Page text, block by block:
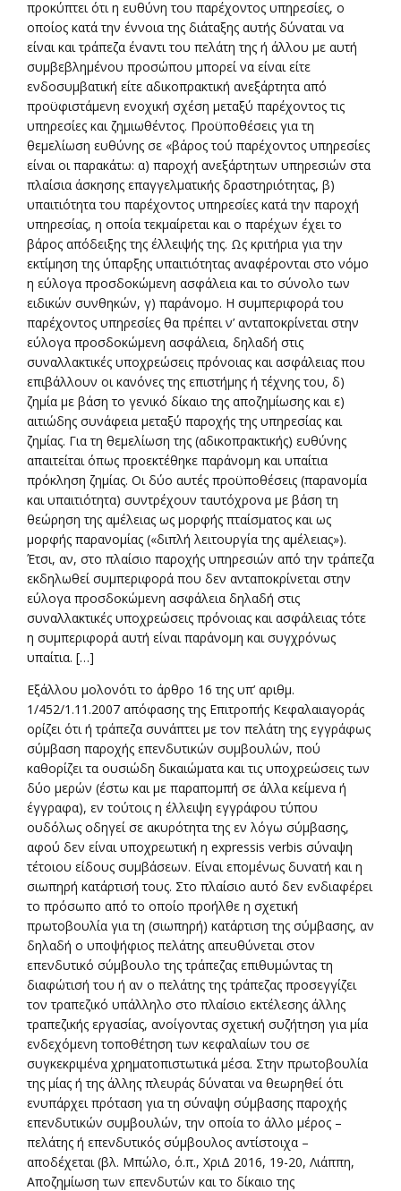
προκύπτει ότι η ευθύνη του παρέχοντος υπηρεσίες, ο
οποίος κατά την έννοια της διάταξης αυτής δύναται να
είναι και τράπεζα έναντι του πελάτη της ή άλλου με αυτή
συμβεβλημένου προσώπου μπορεί να είναι είτε
ενδοσυμβατική είτε αδικοπρακτική ανεξάρτητα από
προϋφιστάμενη ενοχική σχέση μεταξύ παρέχοντος τις
υπηρεσίες και ζημιωθέντος. Προϋποθέσεις για τη
θεμελίωση ευθύνης σε «βάρος τού παρέχοντος υπηρεσίες
είναι οι παρακάτω: α) παροχή ανεξάρτητων υπηρεσιών στα
πλαίσια άσκησης επαγγελματικής δραστηριότητας, β)
υπαιτιότητα του παρέχοντος υπηρεσίες κατά την παροχή
υπηρεσίας, η οποία τεκμαίρεται και ο παρέχων έχει το
βάρος απόδειξης της έλλειψής της. Ως κριτήρια για την
εκτίμηση της ύπαρξης υπαιτιότητας αναφέρονται στο νόμο
η εύλογα προσδοκώμενη ασφάλεια και το σύνολο των
ειδικών συνθηκών, γ) παράνομο. Η συμπεριφορά του
παρέχοντος υπηρεσίες θα πρέπει ν’ ανταποκρίνεται στην
εύλογα προσδοκώμενη ασφάλεια, δηλαδή στις
συναλλακτικές υποχρεώσεις πρόνοιας και ασφάλειας που
επιβάλλουν οι κανόνες της επιστήμης ή τέχνης του, δ)
ζημία με βάση το γενικό δίκαιο της αποζημίωσης και ε)
αιτιώδης συνάφεια μεταξύ παροχής της υπηρεσίας και
ζημίας. Για τη θεμελίωση της (αδικοπρακτικής) ευθύνης
απαιτείται όπως προεκτέθηκε παράνομη και υπαίτια
πρόκληση ζημίας. Οι δύο αυτές προϋποθέσεις (παρανομία
και υπαιτιότητα) συντρέχουν ταυτόχρονα με βάση τη
θεώρηση της αμέλειας ως μορφής πταίσματος και ως
μορφής παρανομίας («διπλή λειτουργία της αμέλειας»).
Έτσι, αν, στο πλαίσιο παροχής υπηρεσιών από την τράπεζα
εκδηλωθεί συμπεριφορά που δεν ανταποκρίνεται στην
εύλογα προσδοκώμενη ασφάλεια δηλαδή στις
συναλλακτικές υποχρεώσεις πρόνοιας και ασφάλειας τότε
η συμπεριφορά αυτή είναι παράνομη και συγχρόνως
υπαίτια. […]
Εξάλλου μολονότι το άρθρο 16 της υπ’ αριθμ.
1/452/1.11.2007 απόφασης της Επιτροπής Κεφαλαιαγοράς
ορίζει ότι ή τράπεζα συνάπτει με τον πελάτη της εγγράφως
σύμβαση παροχής επενδυτικών συμβουλών, πού
καθορίζει τα ουσιώδη δικαιώματα και τις υποχρεώσεις των
δύο μερών (έστω και με παραπομπή σε άλλα κείμενα ή
έγγραφα), εν τούτοις η έλλειψη εγγράφου τύπου
ουδόλως οδηγεί σε ακυρότητα της εν λόγω σύμβασης,
αφού δεν είναι υποχρεωτική η expressis verbis σύναψη
τέτοιου είδους συμβάσεων. Είναι επομένως δυνατή και η
σιωπηρή κατάρτισή τους. Στο πλαίσιο αυτό δεν ενδιαφέρει
το πρόσωπο από το οποίο προήλθε η σχετική
πρωτοβουλία για τη (σιωπηρή) κατάρτιση της σύμβασης, αν
δηλαδή ο υποψήφιος πελάτης απευθύνεται στον
επενδυτικό σύμβουλο της τράπεζας επιθυμώντας τη
διαφώτισή του ή αν ο πελάτης της τράπεζας προσεγγίζει
τον τραπεζικό υπάλληλο στο πλαίσιο εκτέλεσης άλλης
τραπεζικής εργασίας, ανοίγοντας σχετική συζήτηση για μία
ενδεχόμενη τοποθέτηση των κεφαλαίων του σε
συγκεκριμένα χρηματοπιστωτικά μέσα. Στην πρωτοβουλία
της μίας ή της άλλης πλευράς δύναται να θεωρηθεί ότι
ενυπάρχει πρόταση για τη σύναψη σύμβασης παροχής
επενδυτικών συμβουλών, την οποία το άλλο μέρος –
πελάτης ή επενδυτικός σύμβουλος αντίστοιχα –
αποδέχεται (βλ. Μπώλο, ό.π., ΧριΔ 2016, 19-20, Λιάππη,
Αποζημίωση των επενδυτών και το δίκαιο της